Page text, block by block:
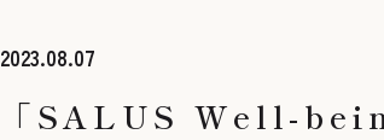
2023.08.07
「SALUS Well-